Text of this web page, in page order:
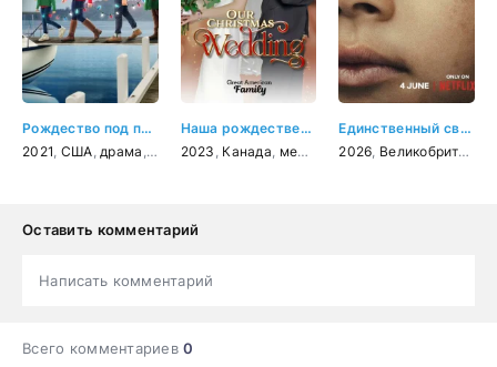
Рождество под парусом
2021 США драма мелодрама
Наша рождественская свадьба
2023 Канада мелодрама
Единственный свидетель
2026 Великобритания
Оставить комментарий
Написать комментарий
Всего комментариев0